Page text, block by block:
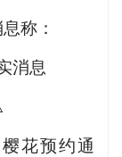
称：
消息
花预约通